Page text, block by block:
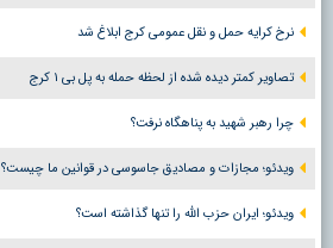
نرخ کرایه حمل و نقل عمومی کرج ابلاغ شد
تصاویر کمتر دیده شده از لحظه حمله به پل بی ۱ کرج
چرا رهبر شهید به پناهگاه نرفت؟
ویدئو؛ مجازات و مصادیق جاسوسی در قوانین ما چیست؟
ویدئو؛ ایران حزب الله را تنها گذاشته است؟